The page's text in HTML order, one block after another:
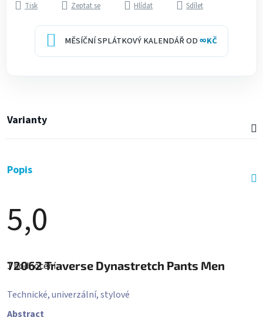
Tisk Zeptat se Hlídat Sdílet
MĚSÍČNÍ SPLÁTKOVÝ KALENDÁŘ OD∞KČ
Varianty
Popis
5,0
produktu
z
1 hodnocení
72062Traverse Dynastretch Pants Men
Technické, univerzální, stylové
Abstract